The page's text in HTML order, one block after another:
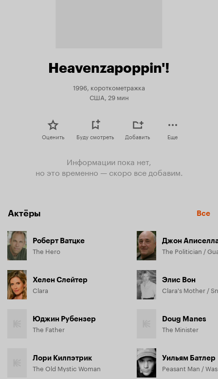
Heavenzapoppin'!
1996, короткометражка
США, 29 мин
Оценить Буду смотреть Добавить Еще
Информации пока нет,
но это временно — скоро все добавим.
Актёры Все
Роберт Ватцке
The Hero
Хелен Слейтер
Clara
Юджин Рубензер
The Father
Лори Килпэтрик
The Old Mystic Woman
Джон
The Politician /
Элис Вон
Clara's Mother /
Doug Manes
The Minister
Уильям Батлер